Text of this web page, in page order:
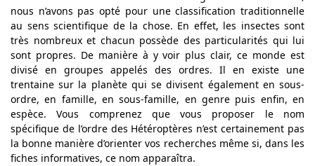
nous n’avons pas opté pour une classification traditionnelle
au sens scientifique de la chose. En effet, les insectes sont
très nombreux et chacun possède des particularités qui lui
sont propres. De manière à y voir plus clair, ce monde est
divisé en groupes appelés des ordres. Il en existe une
trentaine sur la planète qui se divisent également en sous-
ordre, en famille, en sous-famille, en genre puis enfin, en
espèce. Vous comprenez que vous proposer le nom
spécifique de l’ordre des Hétéroptères n’est certainement pas
la bonne manière d’orienter vos recherches même si, dans les
fiches informatives, ce nom apparaîtra.